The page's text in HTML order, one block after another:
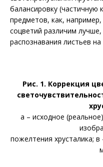
балансировку
предметов, как,
соцветий различим
распознавания листьев
Рис. 1. Коррекция
а – исходное
пожелтения хрусталика;